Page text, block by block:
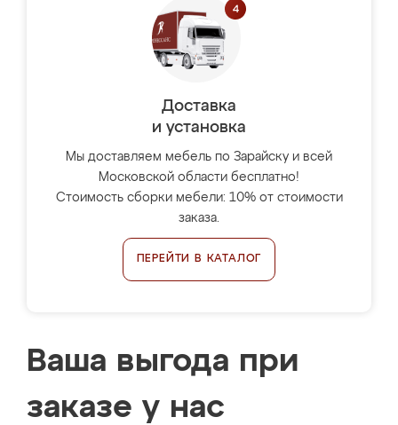
Доставка
и установка
Мы доставляем мебель по Зарайску и всей
Московской области бесплатно!
Стоимость сборки мебели: 10% от стоимости
заказа.
ПЕРЕЙТИ В КАТАЛОГ
Ваша выгода при
заказе у нас